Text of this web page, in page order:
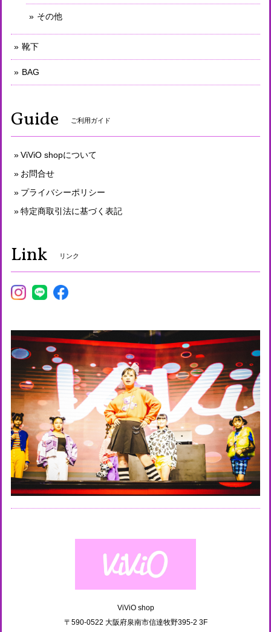
その他
靴下
BAG
Guide ご利用ガイド
ViViO shopについて
お問合せ
プライバシーポリシー
特定商取引法に基づく表記
Link リンク
ViViO shop
〒590-0522 大阪府泉南市信達牧野395-2 3F